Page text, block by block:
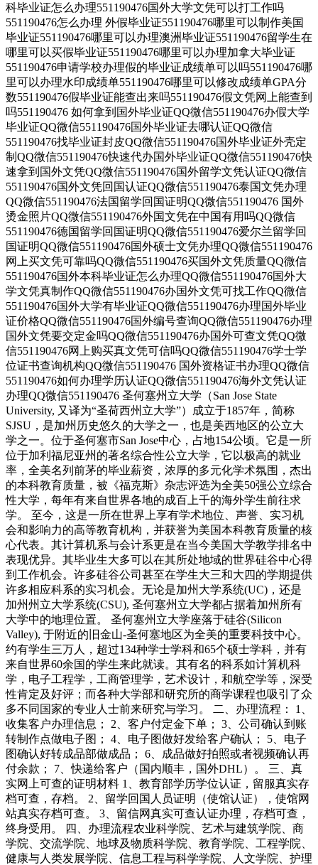
科毕业证怎么办理551190476国外大学文凭可以打工作吗
551190476怎么办理 外假毕业证551190476哪里可以制作美国
毕业证551190476哪里可以办理澳洲毕业证551190476留学生在
哪里可以买假毕业证551190476哪里可以办理加拿大毕业证
551190476申请学校办理假的毕业证成绩单可以吗551190476哪
里可以办理水印成绩单551190476哪里可以修改成绩单GPA分
数551190476假毕业证能查出来吗551190476假文凭网上能查到
吗551190476 如何拿到国外毕业证QQ微信551190476办假大学
毕业证QQ微信551190476国外毕业证去哪认证QQ微信
551190476找毕业证封皮QQ微信551190476国外毕业证外壳定
制QQ微信551190476快速代办国外毕业证QQ微信551190476快
速拿到国外文凭QQ微信551190476国外留学文凭认证QQ微信
551190476国外文凭回国认证QQ微信551190476泰国文凭办理
QQ微信551190476法国留学回国证明QQ微信551190476 国外
烫金照片QQ微信551190476外国文凭在中国有用吗QQ微信
551190476德国留学回国证明QQ微信551190476爱尔兰留学回
国证明QQ微信551190476国外硕士文凭办理QQ微信551190476
网上买文凭可靠吗QQ微信551190476买国外文凭质量QQ微信
551190476国外本科毕业证怎么办理QQ微信551190476国外大
学文凭真制作QQ微信551190476办国外文凭可找工作QQ微信
551190476国外大学有毕业证QQ微信551190476办理国外毕业
证价格QQ微信551190476国外编号查询QQ微信551190476办理
国外文凭要交定金吗QQ微信551190476办国外可查文凭QQ微
信551190476网上购买真文凭可信吗QQ微信551190476学士学
位证书查询机构QQ微信551190476 国外资格证书办理QQ微信
551190476如何办理学历认证QQ微信551190476海外文凭认证
办理QQ微信551190476 圣何塞州立大学（San Jose State
University, 又译为“圣荷西州立大学”）成立于1857年，简称
SJSU，是加州历史悠久的大学之一，也是美西地区的公立大
学之一。位于圣何塞市San Jose中心，占地154公顷。它是一所
位于加利福尼亚州的著名综合性公立大学，它以极高的就业
率，全美名列前茅的毕业薪资，浓厚的多元化学术氛围，杰出
的本科教育质量，被《福克斯》杂志评选为全美50强公立综合
性大学，每年有来自世界各地的成百上千的海外学生前往求
学。 至今，这是一所在世界上享有学术地位、声誉、实习机
会和影响力的高等教育机构，并获誉为美国本科教育质量的核
心代表。其计算机系与会计系更是在当今美国大学教学排名中
表现优异。其毕业生大多可以在其所处地域的世界硅谷中心得
到工作机会。许多硅谷公司甚至在学生大三和大四的学期提供
许多相应科系的实习机会。无论是加州大学系统(UC)，还是
加州州立大学系统(CSU), 圣何塞州立大学都占据着加州所有
大学中的地理位置。 圣何塞州立大学座落于硅谷(Silicon
Valley), 于附近的旧金山-圣何塞地区为全美的重要科技中心。
约有学生三万人，超过134种学士学科和65个硕士学科，并有
来自世界60余国的学生来此就读。其有名的科系如计算机科
学，电子工程学，工商管理学，艺术设计，和航空学等，深受
性肯定及好评；而各种大学部和研究所的商学课程也吸引了众
多不同国家的专业人士前来研究与学习。 二、办理流程： 1、
收集客户办理信息； 2、客户付定金下单； 3、公司确认到账
转制作点做电子图； 4、电子图做好发给客户确认； 5、电子
图确认好转成品部做成品； 6、成品做好拍照或者视频确认再
付余款； 7、快递给客户（国内顺丰，国外DHL）。 三、真
实网上可查的证明材料 1、教育部学历学位认证，留服真实存
档可查，存档。 2、留学回国人员证明（使馆认证），使馆网
站真实存档可查。 3、留信网真实可查认证办理，存档可查，
终身受用。 四、办理流程农业科学院、艺术与建筑学院、商
学院、交流学院、地球及物质科学院、教育学院、工程学院、
健康与人类发展学院、信息工程与科学学院、人文学院、护理